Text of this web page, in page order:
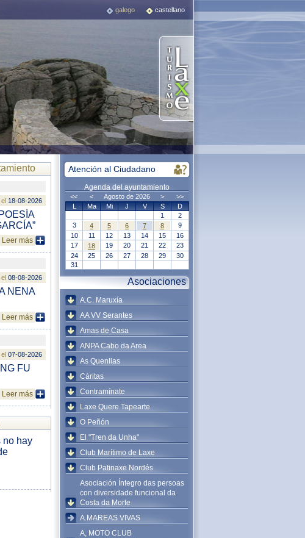
galego castellano
18-08-2026
Leer más
08-08-2026
NENA
Leer más
07-08-2026
FU
Leer más
no hay
Atención al Ciudadano
Agenda del ayuntamiento
<< < Agosto de 2026 >
>>
L
Ma Mi J V S
D
1
2
3
4 5 6 7 8
9
10
11 12 13 14 15
16
17
18 19 20 21 22
23
24
25 26 27 28 29
30
31
Asociaciones
A.C. Maruxía
AA VV Serantes
Amas de Casa
ANPA Cabo da Area
As Quenllas
Cáritas
Contramínate
Laxe Quere Tapearte
O Peñón
El "Tren da Unha"
Club Marítimo de Laxe
Club Patinaxe Nordés
Asociación Íntegro das persoas
con diversidade funcional da
Costa da Morte
A.MAREAS VIVAS
A, MOTO CLUB